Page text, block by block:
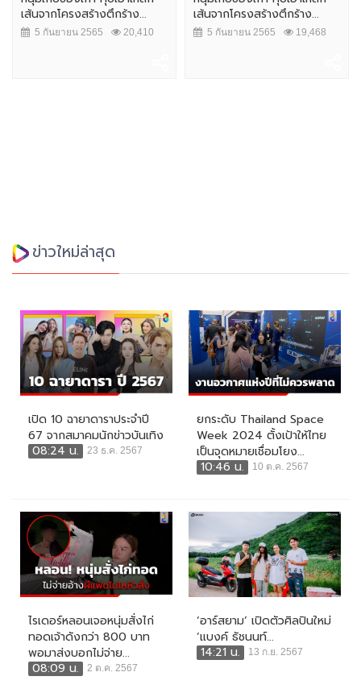
เส้นจากโครงสร้างตึกร้าง...
5 กันยายน 2565 20,410
เส้นจากโครงสร้างตึกร้าง...
5 กันยายน 2565 19,468
ข่าวใหม่ล่าสุด
เปิด 10 ฉายาดาราประจำปี
67 จากสมาคมนักข่าวบันเทิง
08:24 น.
23 ธ.ค. 2567
ยกระดับ Thailand Space
Week 2024 ตั้งเป้าให้ไทย
เป็นจุดหมายเชื่อมโยง...
10:46 น.
10 ต.ค. 2567
ไรเดอร์หลอนเจอหนุ่มสั่งไก่
ทอดเจ้าดังกว่า 800 บาท
พอมาส่งบอกไม่จ่าย...
08:09 น.
2 ต.ค. 2567
‘อาร์สยาม’ เปิดตัวศิลปินใหม่
‘แบงค์ ธัชนนท์...
14:21 น.
13 ก.ย. 2567